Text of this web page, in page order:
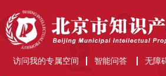
访问我的专属空间 智能问答 无障